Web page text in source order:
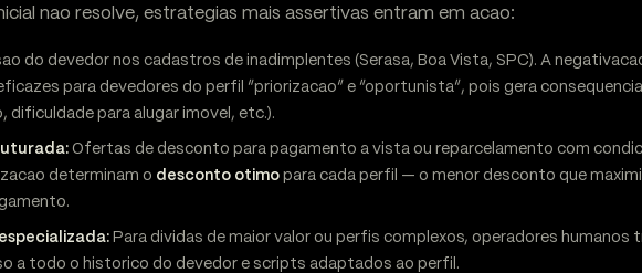
nao resolve, estrategias mais assertivas entram em acao:
do devedor nos cadastros de inadimplentes (Serasa, Boa Vista, SPC). A
para devedores do perfil “priorizacao” e “oportunista”, pois gera
dificuldade para alugar imovel, etc.).
Ofertas de desconto para pagamento a vista ou reparcelamento com
determinam o desconto otimo para cada perfil — o menor desconto que
Para dividas de maior valor ou perfis complexos, operadores humanos
a todo o historico do devedor e scripts adaptados ao perfil.